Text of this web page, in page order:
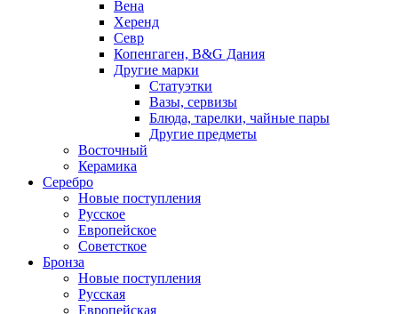
Вена
Херенд
Севр
Копенгаген, B&G Дания
Другие марки
Статуэтки
Вазы, сервизы
Блюда, тарелки, чайные пары
Другие предметы
Восточный
Керамика
Серебро
Новые поступления
Русское
Европейское
Советсткое
Бронза
Новые поступления
Русская
Европейская